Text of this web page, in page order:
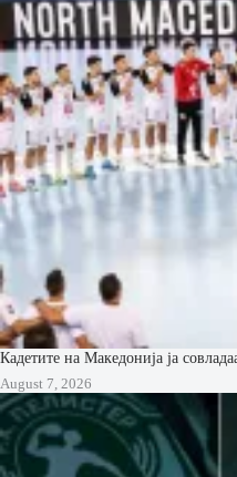
Кадетите на Македонија ја
August 7, 2026